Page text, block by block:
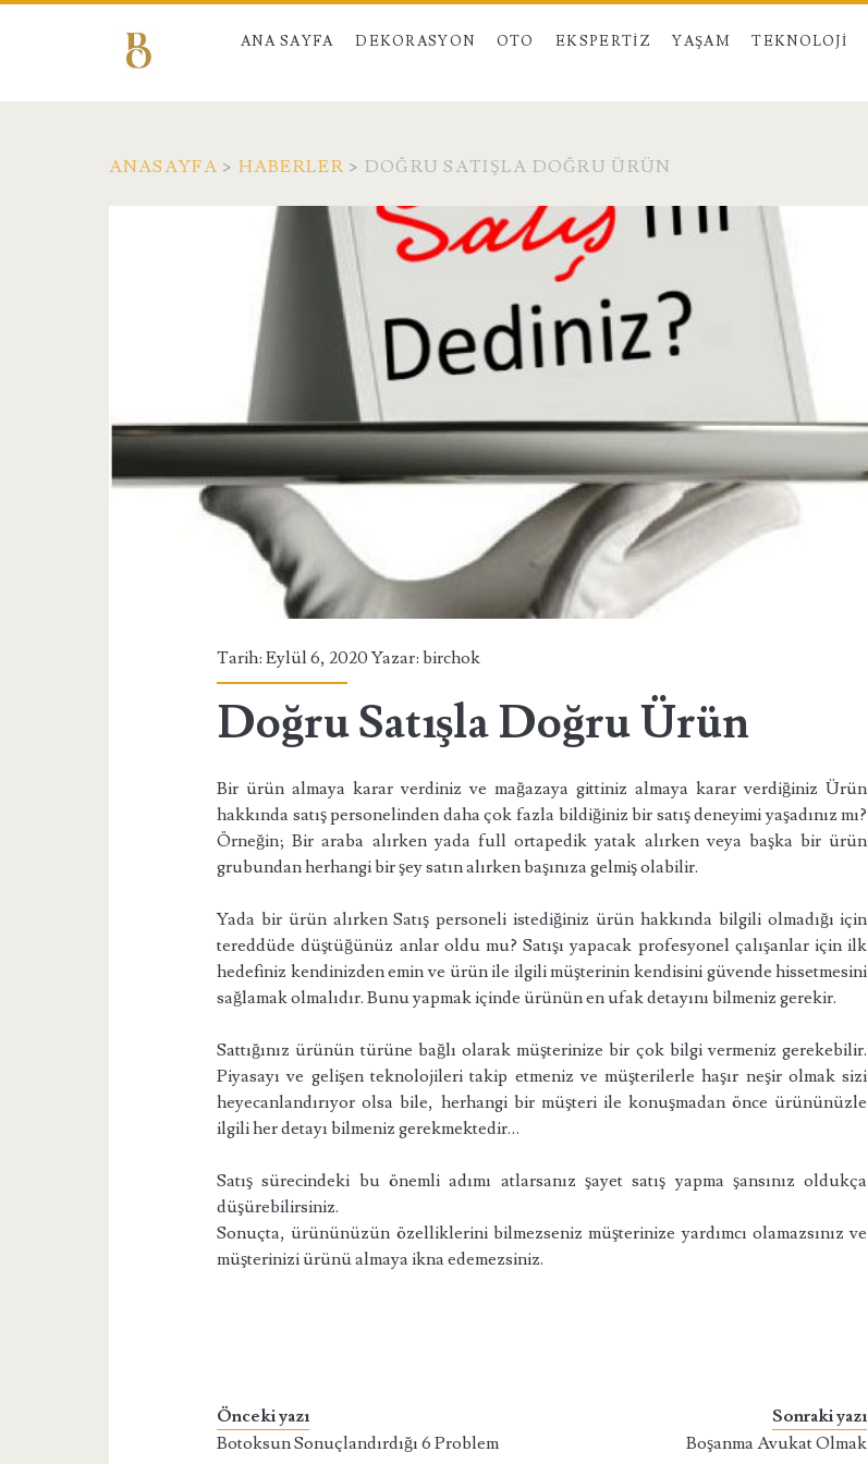
ANA SAYFA DEKORASYON OTO EKSPERTIZ YAŞAM TEKNOLOJI
ANASAYFA > HABERLER> DOĞRU SATIŞLA DOĞRU ÜRÜN
Tarih: Eylül 6, 2020 Yazar:birchok
Doğru Satışla Doğru Ürün
Bir ürün almaya karar verdiniz ve mağazaya gittiniz almaya karar verdiğiniz Ürün
hakkında satış personelinden daha çok fazla bildiğiniz bir satış deneyimi yaşadınız mı?
Örneğin; Bir araba alırken yada full ortapedik yatak alırken veya başka bir ürün
grubundan herhangi bir şey satın alırken başınıza gelmiş olabilir.
Yada bir ürün alırken Satış personeli istediğiniz ürün hakkında bilgili olmadığı için
tereddüde düştüğünüz anlar oldu mu? Satışı yapacak profesyonel çalışanlar için ilk
hedefiniz kendinizden emin ve ürün ile ilgili müşterinin kendisini güvende hissetmesini
sağlamak olmalıdır. Bunu yapmak içinde ürünün en ufak detayını bilmeniz gerekir.
Sattığınız ürünün türüne bağlı olarak müşterinize bir çok bilgi vermeniz gerekebilir.
Piyasayı ve gelişen teknolojileri takip etmeniz ve müşterilerle haşır neşir olmak sizi
heyecanlandırıyor olsa bile, herhangi bir müşteri ile konuşmadan önce ürününüzle
ilgili her detayı bilmeniz gerekmektedir…
Satış sürecindeki bu önemli adımı atlarsanız şayet satış yapma şansınız oldukça
düşürebilirsiniz.
Sonuçta, ürününüzün özelliklerini bilmezseniz müşterinize yardımcı olamazsınız ve
müşterinizi ürünü almaya ikna edemezsiniz.
Önceki yazı
Botoksun Sonuçlandırdığı 6 Problem
Sonraki yazı
Boşanma Avukat Olmak